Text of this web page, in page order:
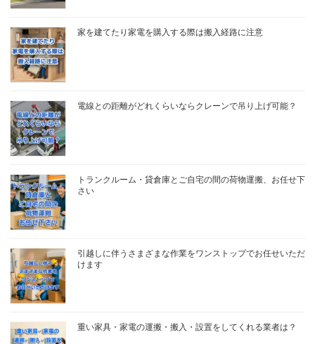
家を建てたり家電を購入する際は搬入経路に注意
電線との距離がどれくらいならクレーンで吊り上げ可能？
トランクルーム・貸倉庫とご自宅の間の荷物運搬、お任せ下
さい
引越しに伴うさまざまな作業をワンストップでお任せいただ
けます
重い家具・家電の運搬・搬入・設置をしてくれる業者は？